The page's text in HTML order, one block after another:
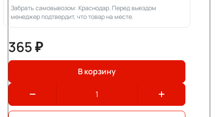
Забрать самовывозом: Краснодар. Перед выездом
менеджер подтвердит, что товар на месте.
365 ₽
В корзину